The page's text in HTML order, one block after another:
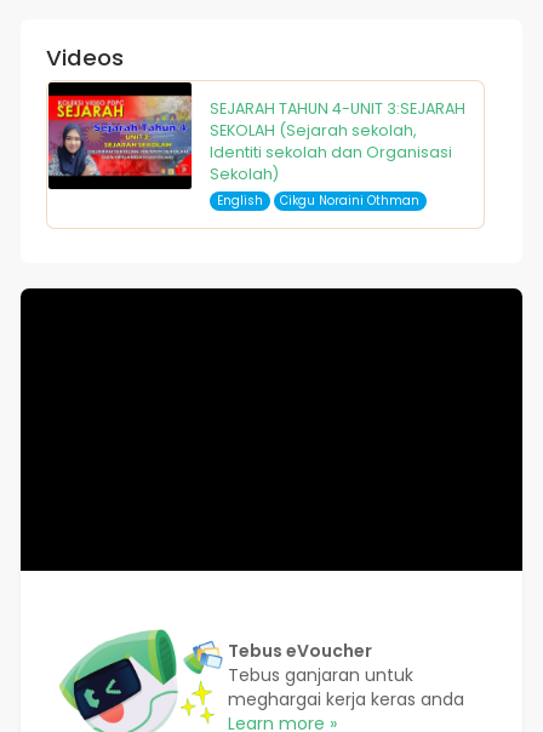
Videos
SEJARAH TAHUN 4-UNIT 3:SEJARAH
SEKOLAH (Sejarah sekolah,
Identiti sekolah dan Organisasi
Sekolah)
English Cikgu Noraini Othman
Tebus eVoucher
Tebus ganjaran untuk
meghargai kerja keras anda
Learn more »